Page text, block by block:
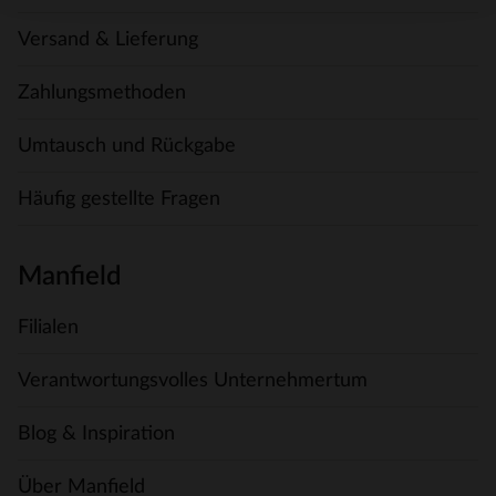
Versand & Lieferung
Zahlungsmethoden
Umtausch und Rückgabe
Häufig gestellte Fragen
Manfield
Filialen
Verantwortungsvolles Unternehmertum
Blog & Inspiration
Über Manfield